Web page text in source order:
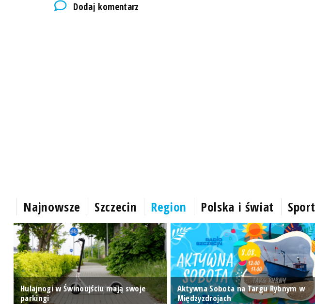
Dodaj komentarz
Najnowsze Szczecin Region Polska i świat Sport
Hulajnogi w Świnoujściu mają swoje
parkingi
Aktywna Sobota na Targu Rybnym w
Międzyzdrojach